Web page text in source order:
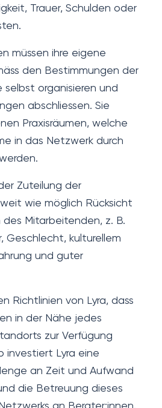
Trauer, Schulden oder
müssen ihre eigene
den Bestimmungen der
selbst organisieren und
abschliessen. Sie
Praxisräumen, welche
in das Netzwerk durch
Zuteilung der
wie möglich Rücksicht
des Mitarbeitenden, z. B.
Geschlecht, kulturellem
und guter
Richtlinien von Lyra, dass
in der Nähe jedes
zur Verfügung
investiert Lyra eine
an Zeit und Aufwand
die Betreuung dieses
an Berater:innen.